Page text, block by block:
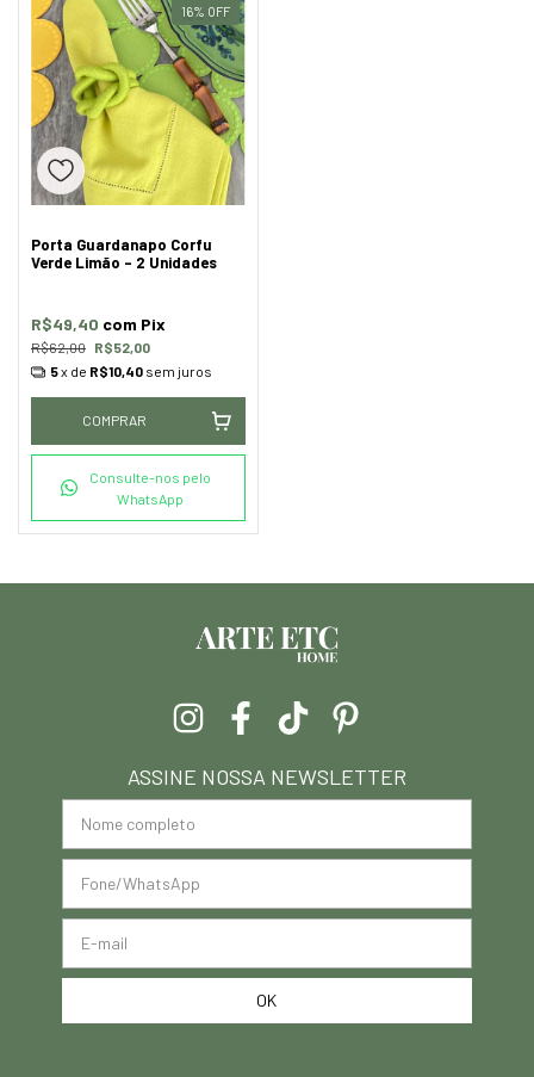
16% OFF
Porta Guardanapo Corfu
Verde Limão - 2 Unidades
R$62,00 R$52,00
R$49,40 com Pix
5x de R$10,40 sem juros
COMPRAR
Consulte-nos pelo
WhatsApp
ASSINE NOSSA NEWSLETTER